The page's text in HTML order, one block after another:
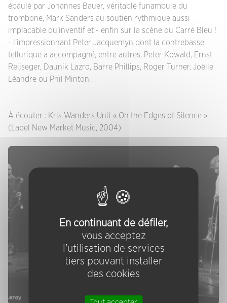
épaulé par Johannes Bauer, véritable funambule du
trombone, Mark Sanders au soutien rythmique aussi
implacable qu’inventif et - enfin sur la scène du Carré Bleu !
- l’impressionnant Peter Jacquemyn dont la contrebasse
tellurique a accompagné, entre autres, Peter Kowald, Ernst
Reijseger, Daunik Lazro, Barre Phillips, Roger Turner, Joëlle
Léandre ou Phil Minton.
À écouter : Kris Wanders Unit « On the Edges of Silence »
(Label New Market Music, 2004)
En continuant de défiler,
vous acceptez
l'utilisation de services
tiers pouvant installer
des cookies